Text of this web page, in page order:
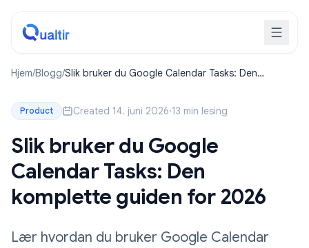
Hjem/Blogg/Slik bruker du Google Calendar Tasks: Den
Product Created 14. juni 2026·13 min lesing
Slik bruker du Google
Calendar Tasks: Den
komplette guiden for 2026
Lær hvordan du bruker Google Calendar